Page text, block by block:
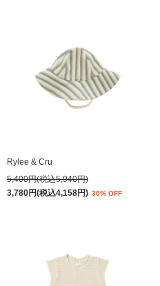
Rylee & Cru
5,400円(税込5,940円)
3,780円(税込4,158円) 30% OFF